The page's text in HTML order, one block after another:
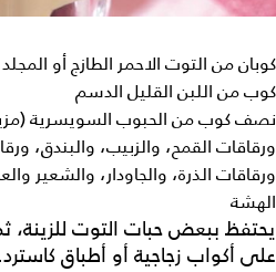
كوبان من التوت الاحمر الطازج أو
كوب من اللبن القليل الدسم
نصف كوب من الحبوب السويسرية
ورقاقات القمح، والزبيب، والبندق،
ورقاقات الذرة، والجاودار، والشعير
الهشة
يحتفظ ببعض حبات التوت
على أكواب زجاجية أو أطباق كاسترد.